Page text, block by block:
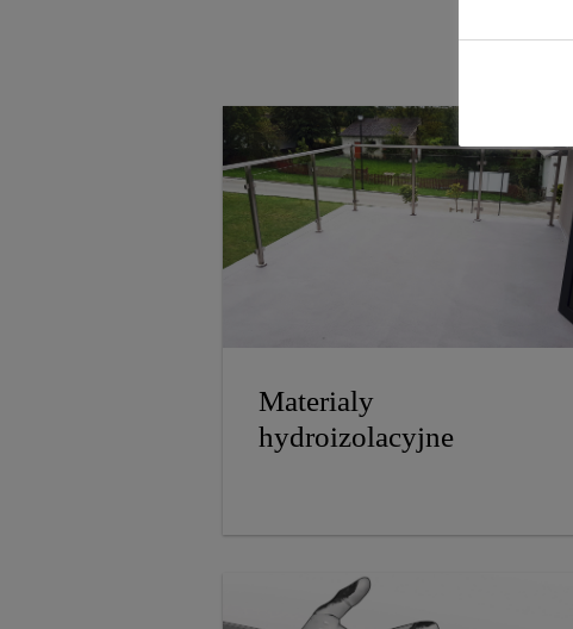
Materialy
hydroizolacyjne